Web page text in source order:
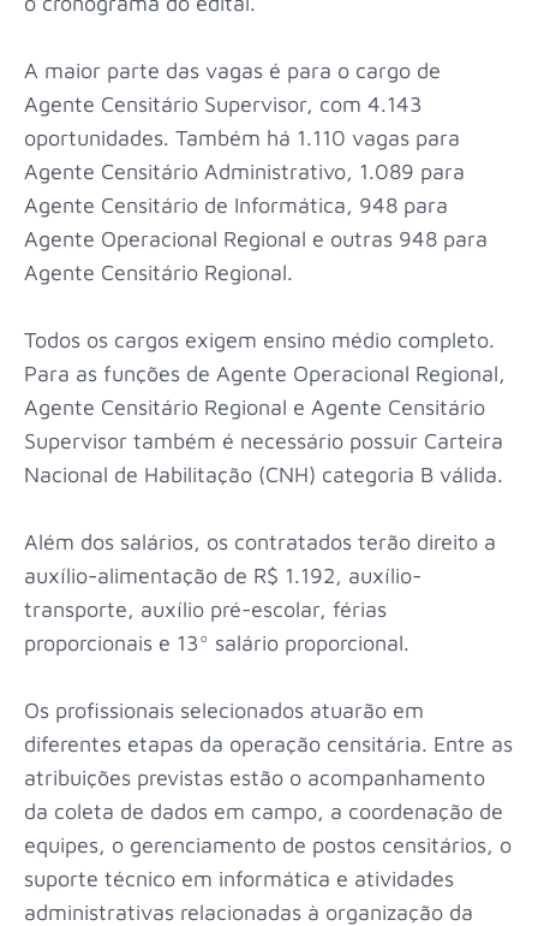
A maior parte das vagas é para o cargo de
Agente Censitário Supervisor, com 4.143
oportunidades. Também há 1.110 vagas para
Agente Censitário Administrativo, 1.089 para
Agente Censitário de Informática, 948 para
Agente Operacional Regional e outras 948 para
Agente Censitário Regional.
Todos os cargos exigem ensino médio completo.
Para as funções de Agente Operacional Regional,
Agente Censitário Regional e Agente Censitário
Supervisor também é necessário possuir Carteira
Nacional de Habilitação (CNH) categoria B válida.
Além dos salários, os contratados terão direito a
auxílio-alimentação de R$ 1.192, auxílio-
transporte, auxílio pré-escolar, férias
proporcionais e 13º salário proporcional.
Os profissionais selecionados atuarão em
diferentes etapas da operação censitária. Entre as
atribuições previstas estão o acompanhamento
da coleta de dados em campo, a coordenação de
equipes, o gerenciamento de postos censitários, o
suporte técnico em informática e atividades
administrativas relacionadas à organização da